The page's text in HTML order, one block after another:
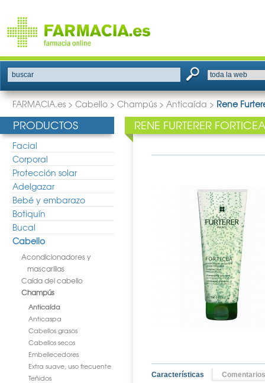
buscar
FARMACIA.es > Cabello > Champús > Anticaída > Rene
PRODUCTOS
Facial
Corporal
Protección solar
Adelgazar
Bebé y embarazo
Botiquín
Bucal
Cabello
Acondicionadores y
mascarillas
Caída del cabello
Champús
Anticaída
Anticaspa
Cabellos grasos
Cabellos secos
Embellecedores
Extra suave, uso frecuente
Teñidos
RENE FURTERER
Características Comentarios